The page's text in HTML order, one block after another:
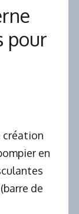
pour
création
en
de